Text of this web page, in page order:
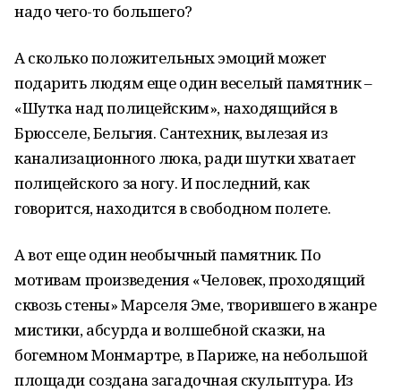
надо чего-то большего?
А сколько положительных эмоций может
подарить людям еще один веселый памятник –
«Шутка над полицейским», находящийся в
Брюсселе, Бельгия. Сантехник, вылезая из
канализационного люка, ради шутки хватает
полицейского за ногу. И последний, как
говорится, находится в свободном полете.
А вот еще один необычный памятник. По
мотивам произведения «Человек, проходящий
сквозь стены» Марселя Эме, творившего в жанре
мистики, абсурда и волшебной сказки, на
богемном Монмартре, в Париже, на небольшой
площади создана загадочная скульптура. Из